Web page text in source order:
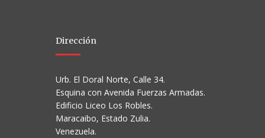
Dirección
Urb. El Doral Norte, Calle 34.
Esquina con Avenida Fuerzas Armadas.
Edificio Liceo Los Robles.
Maracaibo, Estado Zulia.
Venezuela.